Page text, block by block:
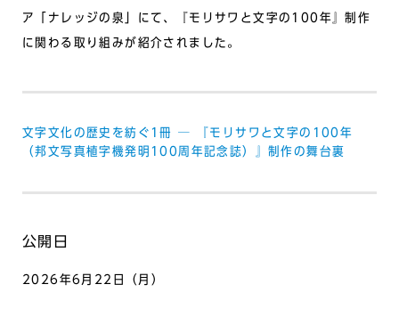
ア「ナレッジの泉」にて、『モリサワと文字の100年』制作
に関わる取り組みが紹介されました。
文字文化の歴史を紡ぐ1冊 ─ 『モリサワと文字の100年
（邦文写真植字機発明100周年記念誌）』制作の舞台裏
公開日
2026年6月22日（月）